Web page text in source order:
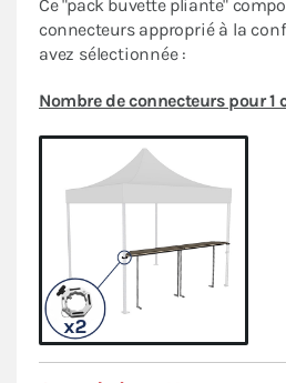
Ce "pack buvette pliante"
connecteurs approprié à la
avez sélectionnée :
Nombre de connecteurs pour 1